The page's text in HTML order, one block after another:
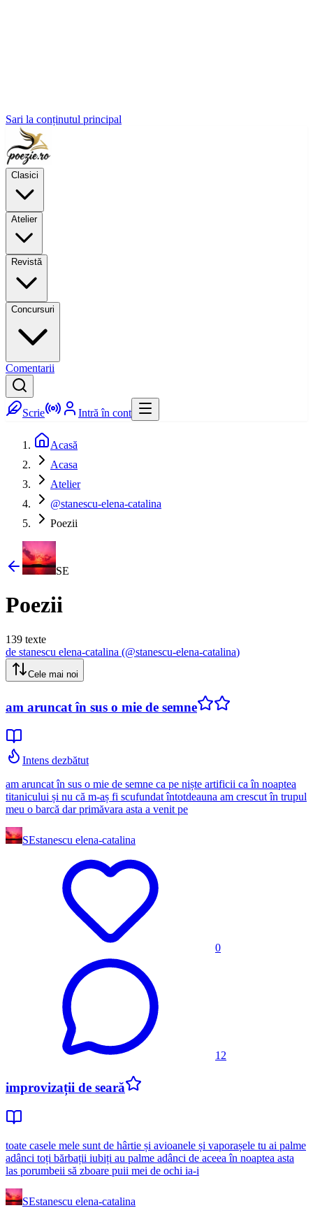
Sari la conținutul principal
Clasici
Atelier
Revistă
Concursuri
Comentarii
Scrie Intră în cont
Acasă
Acasa
Atelier
@stanescu-elena-catalina
Poezii
SE
Poezii
139 texte
de stanescu elena-catalina (@stanescu-elena-catalina)
Cele mai noi
am aruncat în sus o mie de semne
Intens dezbătut
am aruncat în sus o mie de semne ca pe niște artificii ca în noaptea
titanicului și nu că m-aș fi scufundat întotdeauna am crescut în trupul
meu o barcă dar primăvara asta a venit pe
SEstanescu elena-catalina
0
12
improvizații de seară
toate casele mele sunt de hârtie și avioanele și vaporașele tu ai palme
adânci toți bărbații iubiți au palme adânci de aceea în noaptea asta
las porumbeii să zboare puii mei de ochi ia-i
SEstanescu elena-catalina